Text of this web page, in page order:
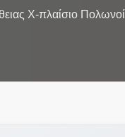
Χ-πλαίσιο Πολωνοί